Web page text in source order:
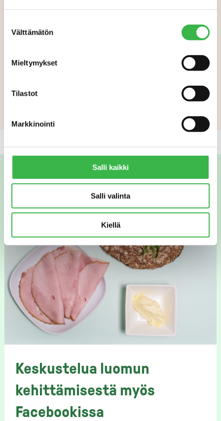
valinta
Välttämätön
Mieltymykset
Tilastot
Markkinointi
Salli kaikki
Salli valinta
Kiellä
Luomun toimintaa. Tutustu Pro Luomun omiin
Keskustelua luomun
kehittämisestä myös
Facebookissa